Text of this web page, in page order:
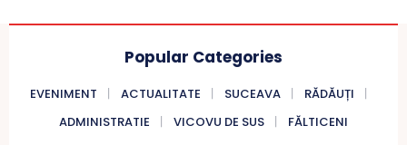
Popular Categories
EVENIMENT ACTUALITATE SUCEAVA
RĂDĂUȚI
ADMINISTRATIE
VICOVU DE SUS FĂLTICENI